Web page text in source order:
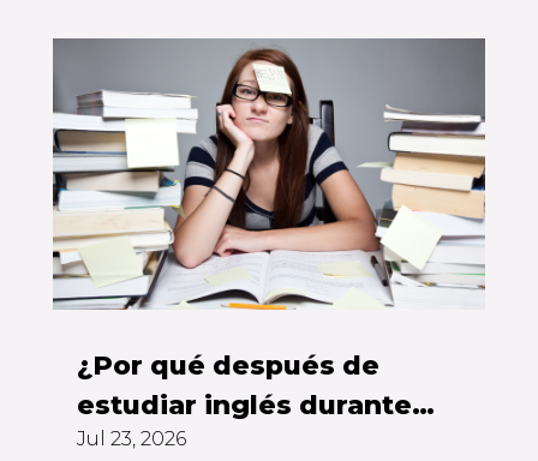
¿Por qué después de
estudiar inglés durante
años todavía no puedes
Jul 23, 2026